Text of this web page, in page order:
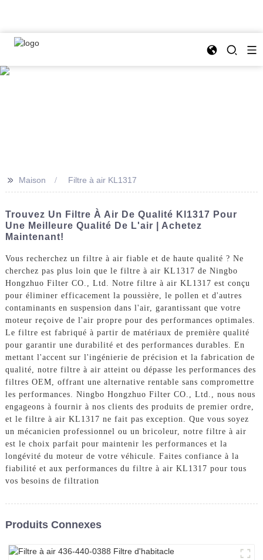
>> Maison Filtre à air KL1317
Trouvez Un Filtre À Air De Qualité Kl1317 Pour
Une Meilleure Qualité De L'air | Achetez
Maintenant!
Vous recherchez un filtre à air fiable et de haute qualité ? Ne
cherchez pas plus loin que le filtre à air KL1317 de Ningbo
Hongzhuo Filter CO., Ltd. Notre filtre à air KL1317 est conçu
pour éliminer efficacement la poussière, le pollen et d'autres
contaminants en suspension dans l'air, garantissant que votre
moteur reçoive de l'air propre pour des performances optimales.
Le filtre est fabriqué à partir de matériaux de première qualité
pour garantir une durabilité et des performances durables. En
mettant l'accent sur l'ingénierie de précision et la fabrication de
qualité, notre filtre à air atteint ou dépasse les performances des
filtres OEM, offrant une alternative rentable sans compromettre
les performances. Ningbo Hongzhuo Filter CO., Ltd., nous nous
engageons à fournir à nos clients des produits de premier ordre,
et le filtre à air KL1317 ne fait pas exception. Que vous soyez
un mécanicien professionnel ou un bricoleur, notre filtre à air
est le choix parfait pour maintenir les performances et la
longévité du moteur de votre véhicule. Faites confiance à la
fiabilité et aux performances du filtre à air KL1317 pour tous
vos besoins de filtration
Produits Connexes